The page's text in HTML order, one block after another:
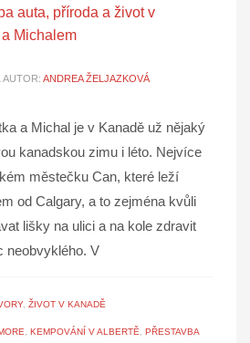
auta, příroda a život v
Michalem
AUTOR: ANDREA ŽELJAZKOVÁ
a Michal je v Kanadě už nějaký
kanadskou zimu i léto. Nejvíce
městečku Can, které leží
od Calgary, a to zejména kvůli
lišky na ulici a na kole zdravit
neobvyklého. V
, ŽIVOT V KANADĚ
, KEMPOVÁNÍ V ALBERTĚ, PŘESTAVBA